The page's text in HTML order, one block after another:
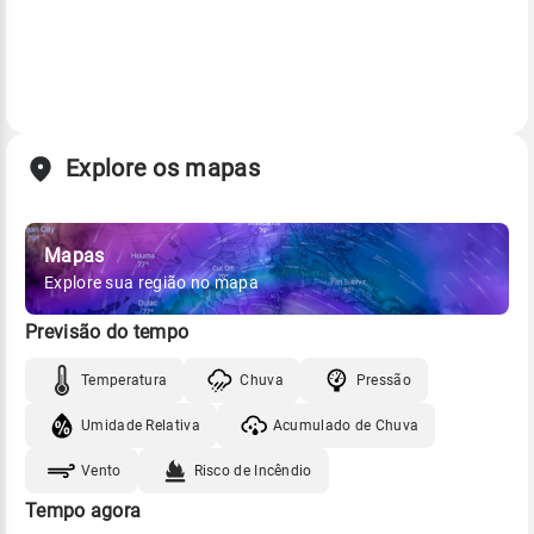
Explore os mapas
Mapas
Explore sua região no mapa
Previsão do tempo
Temperatura Chuva Pressão
Umidade Relativa Acumulado de Chuva
Vento Risco de Incêndio
Tempo agora